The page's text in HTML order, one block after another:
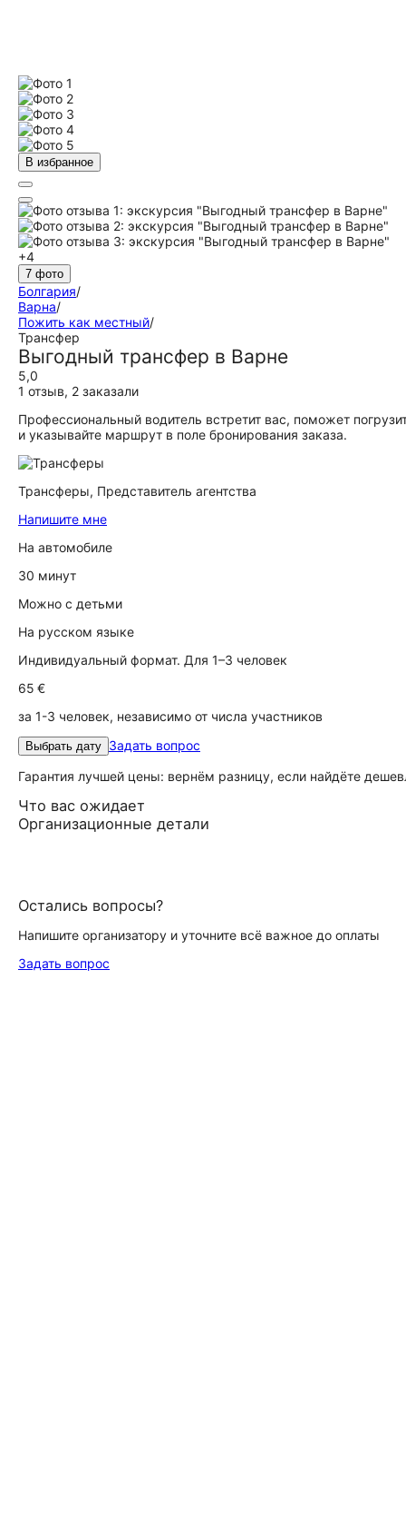
В избранное
+4
7 фото
Болгария/
Варна/
Пожить как местный/
Трансфер
Выгодный трансфер в Варне
5,0
1 отзыв, 2 заказали
Профессиональный водитель встретит вас, поможет
и указывайте маршрут в поле бронирования заказа.
Трансферы, Представитель агентства
Напишите мне
На автомобиле
30 минут
Можно с детьми
На русском языке
Индивидуальный формат. Для 1–3 человек
65 €
за 1-3 человек, независимо от числа участников
Выбрать дату Задать вопрос
Гарантия лучшей цены: вернём разницу, если найдёте
Что вас ожидает
Организационные детали
Остались вопросы?
Напишите организатору и уточните всё важное до оплаты
Задать вопрос